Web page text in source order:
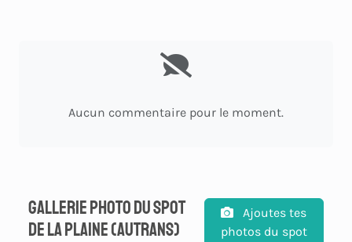
Aucun commentaire pour le moment.
Gallerie photo du spot
de La plaine (Autrans)
Ajoutes tes
photos du spot